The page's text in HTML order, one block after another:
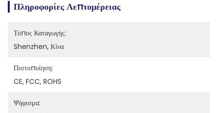
Πληροφορίες Λεπτομέρειας
Τόπος Καταγωγής:
Shenzhen, Κίνα
Πιστοποίηση:
CE, FCC, ROHS
Ψήφισμα: